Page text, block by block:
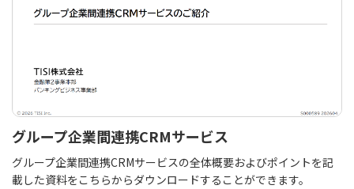
グループ企業間連携CRMサービス
グループ企業間連携CRMサービスの全体概要およびポイントを記
載した資料をこちらからダウンロードすることができます。